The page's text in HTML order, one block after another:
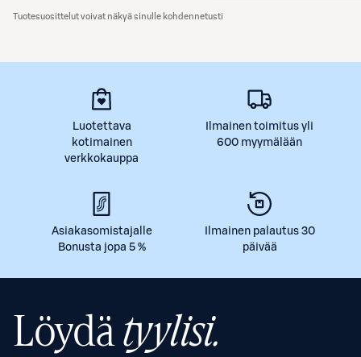
Tuotesuosittelut voivat näkyä sinulle kohdennetusti
Luotettava
kotimainen
verkkokauppa
Ilmainen toimitus yli
600 myymälään
Asiakasomistajalle
Bonusta jopa 5 %
Ilmainen palautus 30
päivää
Löydätyylisi.